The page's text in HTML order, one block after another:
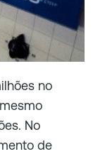
no
No
de